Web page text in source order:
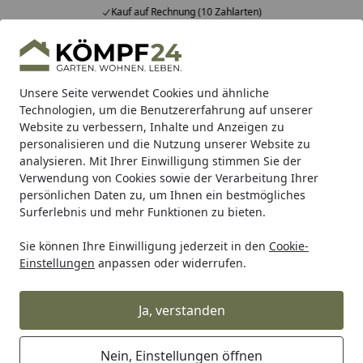
Unsere Seite verwendet Cookies und ähnliche
Technologien, um die Benutzererfahrung auf unserer
Website zu verbessern, Inhalte und Anzeigen zu
personalisieren und die Nutzung unserer Website zu
analysieren. Mit Ihrer Einwilligung stimmen Sie der
Verwendung von Cookies sowie der Verarbeitung Ihrer
persönlichen Daten zu, um Ihnen ein bestmögliches
Surferlebnis und mehr Funktionen zu bieten.
Sie können Ihre Einwilligung jederzeit in den Cookie-
Einstellungen anpassen oder widerrufen.
Ja, verstanden
Nein, Einstellungen öffnen
Kauf auf Rechnung (10 Zahlarten)
Alle Produkte
Mein Konto
Suchen
Startseite
Teich Teichpumpe Multifunktionsteichpumpe
Messner Pumpe MultiSystem MPF
8000 (156/001433)